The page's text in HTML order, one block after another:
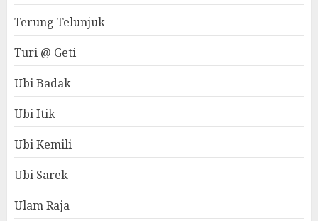
Terung Telunjuk
Turi @ Geti
Ubi Badak
Ubi Itik
Ubi Kemili
Ubi Sarek
Ulam Raja